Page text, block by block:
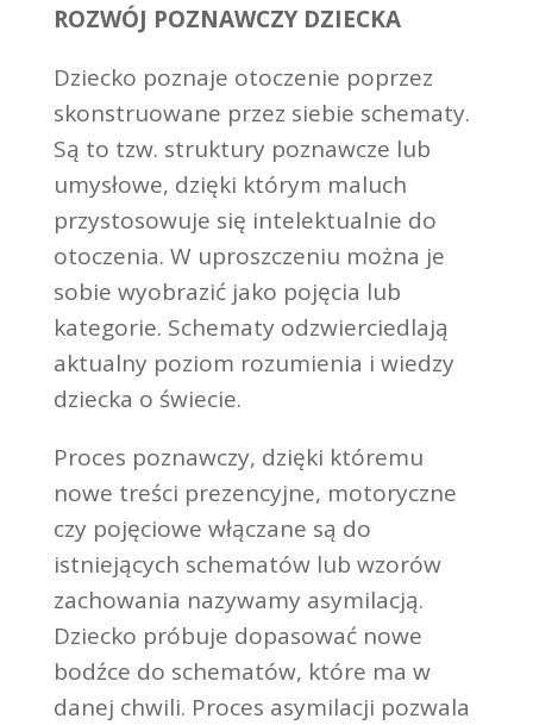
ROZWÓJ POZNAWCZY DZIECKA
Dziecko poznaje otoczenie poprzez
skonstruowane przez siebie schematy.
Są to tzw. struktury poznawcze lub
umysłowe, dzięki którym maluch
przystosowuje się intelektualnie do
otoczenia. W uproszczeniu można je
sobie wyobrazić jako pojęcia lub
kategorie. Schematy odzwierciedlają
aktualny poziom rozumienia i wiedzy
dziecka o świecie.
Proces poznawczy, dzięki któremu
nowe treści prezencyjne, motoryczne
czy pojęciowe włączane są do
istniejących schematów lub wzorów
zachowania nazywamy asymilacją.
Dziecko próbuje dopasować nowe
bodźce do schematów, które ma w
danej chwili. Proces asymilacji pozwala